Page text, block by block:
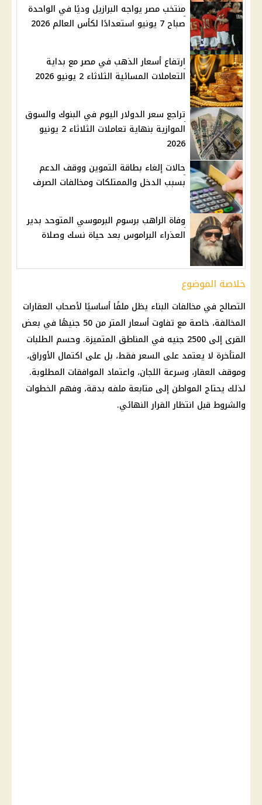
منتخب مصر يواجه البرازيل وديًا في الواحدة
صباح 7 يونيو استعدادًا لكأس العالم 2026
ارتفاع أسعار الذهب في مصر مع بداية
التعاملات المسائية الثلاثاء 2 يونيو 2026
تراجع سعر الدولار اليوم في البنوك والسوق
الموازية بنهاية تعاملات الثلاثاء 2 يونيو
2026
حالات إلغاء بطاقة التموين ووقف الدعم
بسبب الدخل والممتلكات ومخالفات الصرف
وفاة الراهب برسوم البرموسي المتوحد بدير
العذراء البراموس بعد حياة نسك وصلاة
خلاصة الموضوع
التصالح في مخالفات البناء يظل ملفًا أساسيًا لأصحاب العقارات
المخالفة، خاصة مع تفاوت أسعار المتر من 50 جنيهًا في بعض
القرى إلى 2500 جنيه في المناطق المتميزة. وحسم الطلبات
المتأخرة لا يعتمد على السعر فقط، بل على اكتمال الأوراق،
وموقف العقار، وسرعة اللجان، واعتماد الموافقات المطلوبة.
لذلك يحتاج المواطن إلى متابعة ملفه بدقة، وفهم الخطوات
والشروط قبل انتظار القرار النهائي.